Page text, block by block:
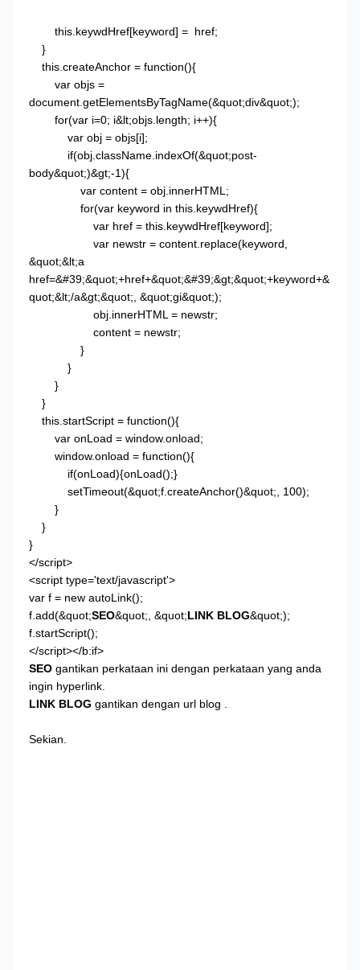
this.keywdHref[keyword] = href;
}
this.createAnchor = function(){
var objs =
document.getElementsByTagName(&quot;div&quot;);
for(var i=0; i&lt;objs.length; i++){
var obj = objs[i];
if(obj.className.indexOf(&quot;post-
body&quot;)&gt;-1){
var content = obj.innerHTML;
for(var keyword in this.keywdHref){
var href = this.keywdHref[keyword];
var newstr = content.replace(keyword,
&quot;&lt;a
href=&#39;&quot;+href+&quot;&#39;&gt;&quot;+keyword+&
quot;&lt;/a&gt;&quot;, &quot;gi&quot;);
obj.innerHTML = newstr;
content = newstr;
}
}
}
}
this.startScript = function(){
var onLoad = window.onload;
window.onload = function(){
if(onLoad){onLoad();}
setTimeout(&quot;f.createAnchor()&quot;, 100);
}
}
}
</script>
<script type='text/javascript'>
var f = new autoLink();
f.add(&quot;SEO&quot;, &quot;LINK BLOG&quot;);
f.startScript();
</script></b:if>
SEO gantikan perkataan ini dengan perkataan yang anda
ingin hyperlink.
LINK BLOG gantikan dengan url blog .
Sekian.